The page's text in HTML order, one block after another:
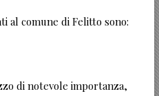
al comune di Felitto sono:
di notevole importanza,